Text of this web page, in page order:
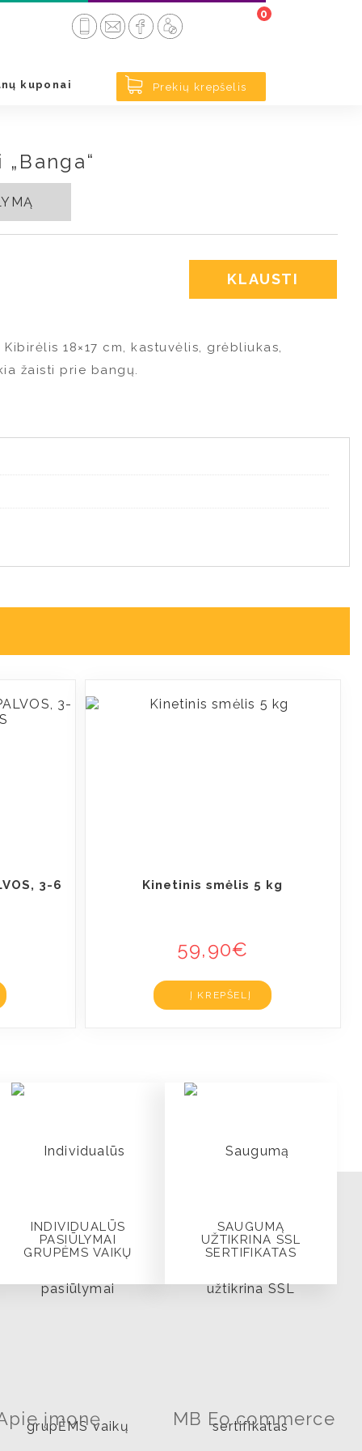
Prekių krepšelis
0
kuponai
KLAUSTI
Kibirėlis 18×17 cm, kastuvėlis, grėbliukas,
žaisti prie bangų.
3-6 Kinetinis smėlis 5 kg
59,90€
Į KREPŠELĮ
INDIVIDUALŪS
PASIŪLYMAI
GRUPĖMS VAIKŲ
SAUGUMĄ
UŽTIKRINA SSL
SERTIFIKATAS
įmonę MB Eo commerce